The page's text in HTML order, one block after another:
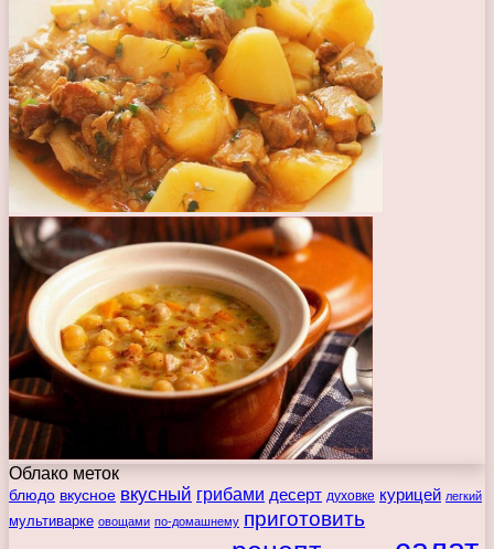
Облако меток
блюдо вкусное вкусный грибами десерт духовке курицей легкий
мультиварке овощами по-домашнему приготовить